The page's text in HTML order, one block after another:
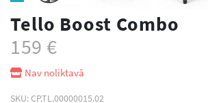
Tello Boost Combo
159€
Nav noliktavā
SKU: CP.TL.00000015.02